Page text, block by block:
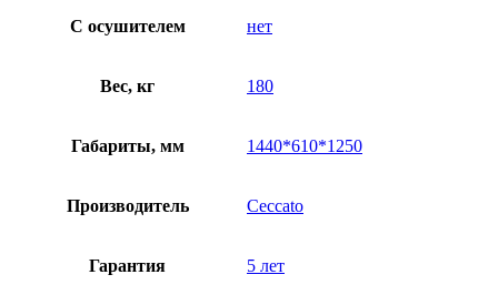
C осушителем нет
Вес, кг 180
Габариты, мм 1440*610*1250
Производитель Ceccato
Гарантия 5 лет